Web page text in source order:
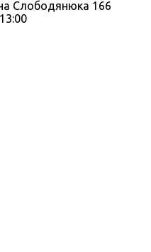
Слободянюка 166